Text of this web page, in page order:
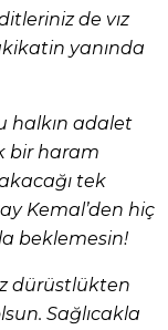
de vız
yanında
halkın adalet
bir haram
tek
Kemal’den hiç
beklemesin!
dürüstlükten
Sağlıcakla